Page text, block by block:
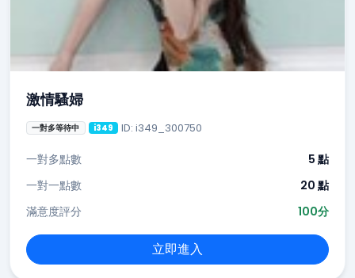
激情騷婦
一對多等待中 i349 ID: i349_300750
一對多點數
5 點
一對一點數
20 點
滿意度評分
100分
立即進入